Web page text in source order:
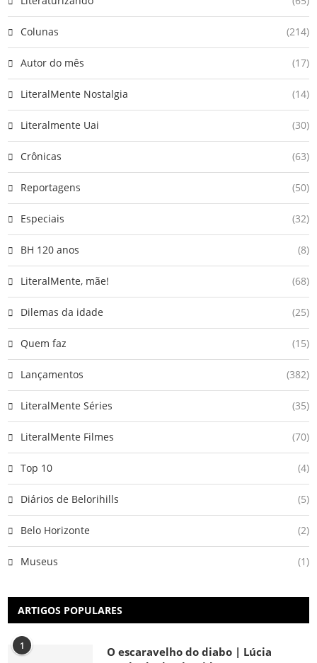
Colunas (214)
Autor do mês (17)
LiteralMente Nostalgia (14)
Literalmente Uai (30)
Crônicas (63)
Reportagens (50)
Especiais (32)
BH 120 anos (8)
LiteralMente, mãe! (68)
Dilemas da idade (25)
Quem faz (15)
Lançamentos (382)
LiteralMente Séries (35)
LiteralMente Filmes (70)
Top 10 (4)
Diários de Belorihills (5)
Belo Horizonte (2)
Museus (1)
ARTIGOS POPULARES
1
O escaravelho do diabo | Lúcia